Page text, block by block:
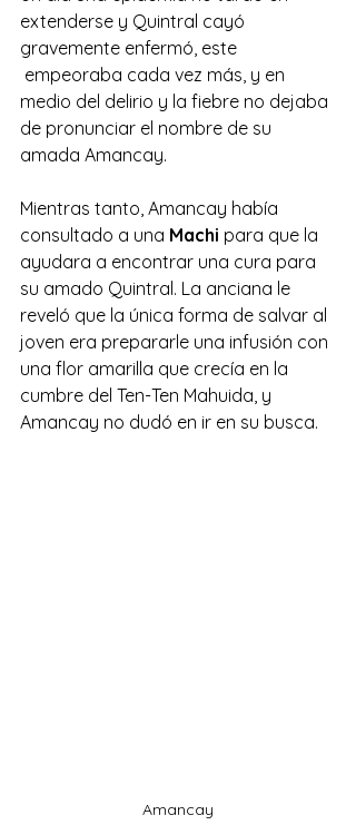
extenderse y Quintral cayó
gravemente enfermó, este
empeoraba cada vez más, y en
medio del delirio y la fiebre no dejaba
de pronunciar el nombre de su
amada Amancay.
Mientras tanto, Amancay había
consultado a una Machi para que la
ayudara a encontrar una cura para
su amado Quintral. La anciana le
reveló que la única forma de salvar al
joven era prepararle una infusión con
una flor amarilla que crecía en la
cumbre del Ten-Ten Mahuida, y
Amancay no dudó en ir en su busca.
Amancay